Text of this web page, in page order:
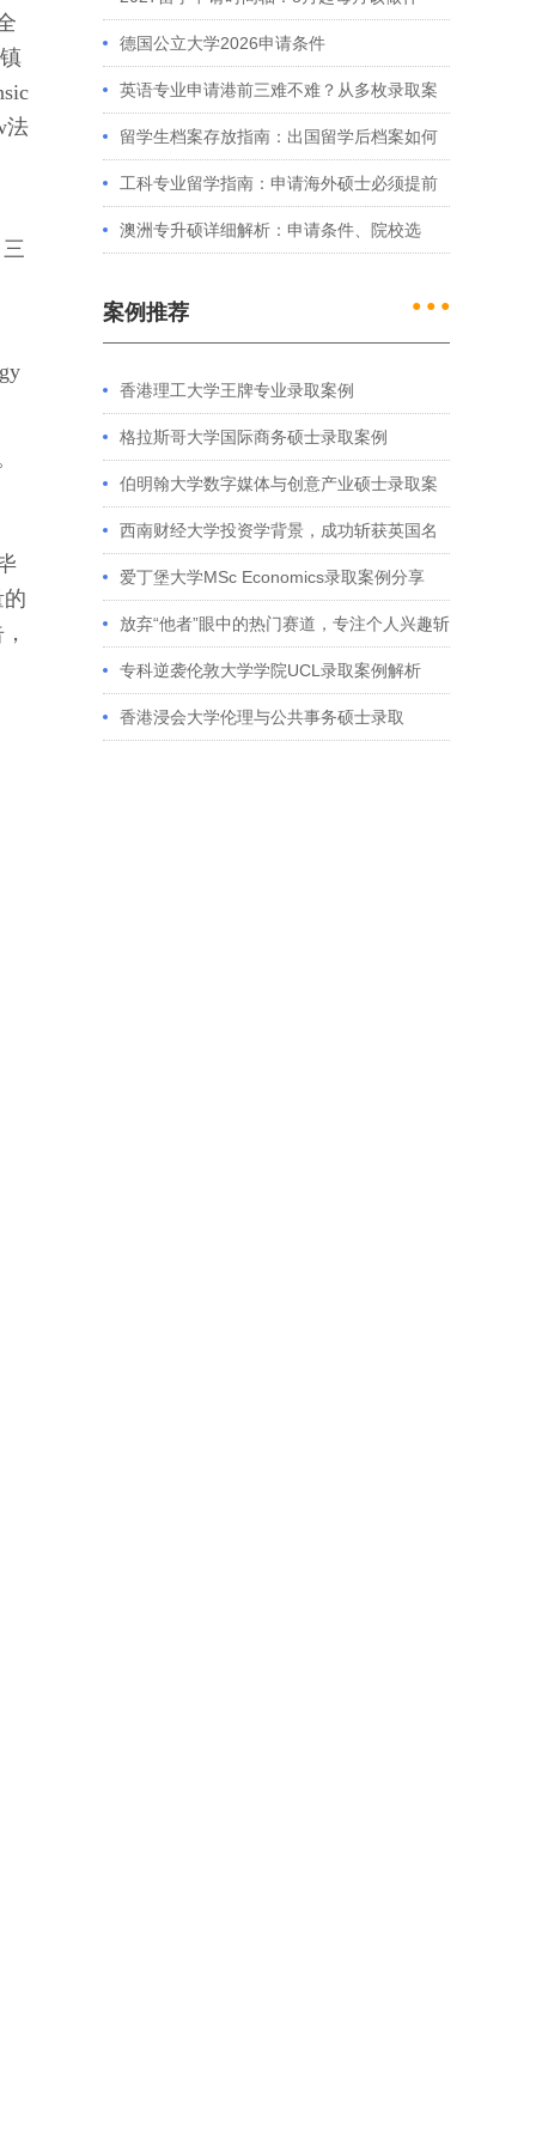
法
么？英、美、澳、港申请全攻略
德国公立大学2026申请条件
英语专业申请港前三难不难？从多枚录取案
例看港大、港中文申请要求
留学生档案存放指南：出国留学后档案如何
处理？留学服务中心常见问题解答
工科专业留学指南：申请海外硕士必须提前
准备的4件事
澳洲专升硕详细解析：申请条件、院校选
案例推荐 ● ● ●
香港理工大学王牌专业录取案例
格拉斯哥大学国际商务硕士录取案例
伯明翰大学数字媒体与创意产业硕士录取案
例 西南财经大学投资学背景，成功斩获英国名
校多份Offer
爱丁堡大学MSc Economics录取案例分享
放弃“他者”眼中的热门赛道，专注个人兴趣斩
获藤校offer｜成功跨专业申请经验分享
专科逆袭伦敦大学学院UCL录取案例解析
香港浸会大学伦理与公共事务硕士录取